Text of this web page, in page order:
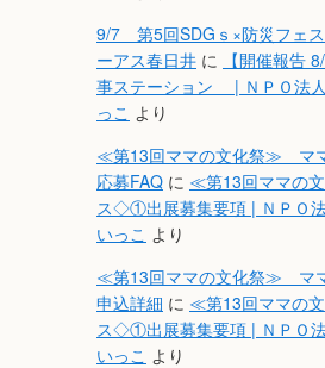
9/7 第5回SDGｓ×防災フェ
ーアス春日井 に
【開催報告
事ステーション | ＮＰＯ法
っこ より
≪第13回ママの文化祭≫ マ
応募FAQ に ≪第13回ママの
ス◇①出展募集要項 | ＮＰＯ
いっこ より
≪第13回ママの文化祭≫ マ
申込詳細 に ≪第13回ママの
ス◇①出展募集要項 | ＮＰＯ
いっこ より